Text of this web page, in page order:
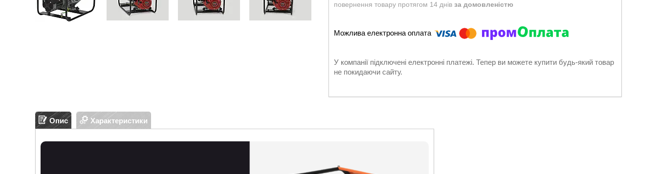
повернення товару протягом 14 днів за домовленістю
У компанії підключені електронні платежі. Тепер ви можете купити будь-який товар
не покидаючи сайту.
Опис Характеристики